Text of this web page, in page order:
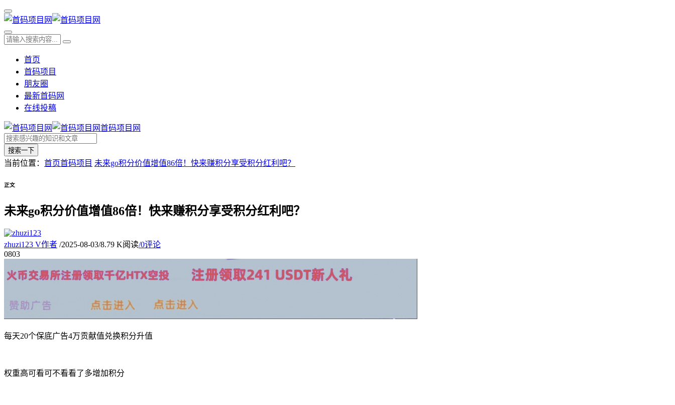
首页
首码项目
朋友圈
最新首码网
在线投稿
首码项目网
搜索一下
当前位置： 首页首码项目 未来go积分价值增值86倍！快来赚积分享受积分红利吧？
正文
未来go积分价值增值86倍！快来赚积分享受积分红利吧？
zhuzi123 V作者 /2025-08-03/8.79 K阅读/0评论
0803
每天20个保底广告4万贡献值兑换积分升值
权重高可看可不看看了多增加积分